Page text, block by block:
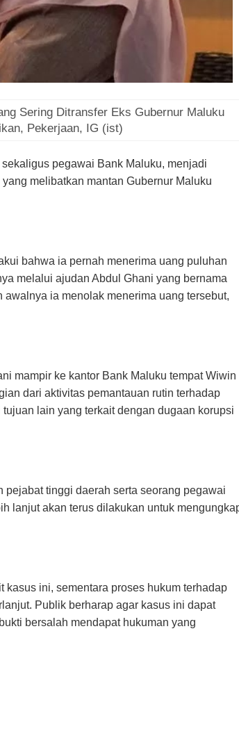
Sering Ditransfer Eks Gubernur Maluku
Pekerjaan, IG (ist)
pegawai Bank Maluku, menjadi
melibatkan mantan Gubernur Maluku
bahwa ia pernah menerima uang puluhan
melalui ajudan Abdul Ghani yang bernama
ia menolak menerima uang tersebut,
mampir ke kantor Bank Maluku tempat Wiwin
dari aktivitas pemantauan rutin terhadap
lain yang terkait dengan dugaan korupsi
tinggi daerah serta seorang pegawai
lanjut akan terus dilakukan untuk
kasus ini, sementara proses hukum terhadap
Publik berharap agar kasus ini dapat
bersalah mendapat hukuman yang